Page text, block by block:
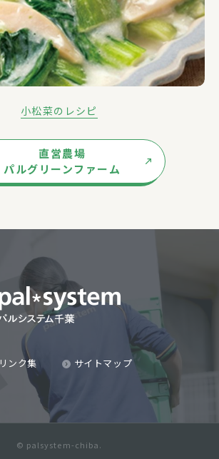
小松菜のレシピ
直営農場
パルグリーンファーム
リンク集 サイトマップ
© palsystem-chiba.